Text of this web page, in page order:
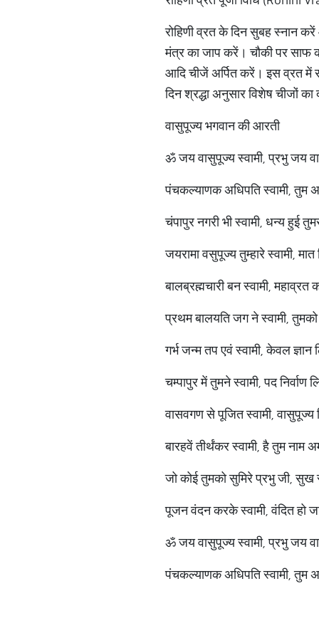
रोहिणी व्रत के दिन सुबह स्नान
मंत्र का जाप करें। चौकी पर साफ
आदि चीजें अर्पित करें। इस व्रत में
दिन श्रद्धा अनुसार विशेष चीजों
वासुपूज्य भगवान की आरती
ॐ जय वासुपूज्य स्वामी, प्रभु जय
पंचकल्याणक अधिपति स्वामी, तुम
चंपापुर नगरी भी स्वामी, धन्य हुई
जयरामा वसुपूज्य तुम्हारे स्वामी,
बालब्रह्मचारी बन स्वामी, महाव्रत
प्रथम बालयति जग ने स्वामी,
गर्भ जन्म तप एवं स्वामी, केवल ज्ञान
चम्पापुर में तुमने स्वामी, पद निर्वाण
वासवगण से पूजित स्वामी,
बारहवें तीर्थंकर स्वामी, है तुम नाम
जो कोई तुमको सुमिरे प्रभु जी, सुख
पूजन वंदन करके स्वामी, वंदित हो
ॐ जय वासुपूज्य स्वामी, प्रभु जय
पंचकल्याणक अधिपति स्वामी, तुम